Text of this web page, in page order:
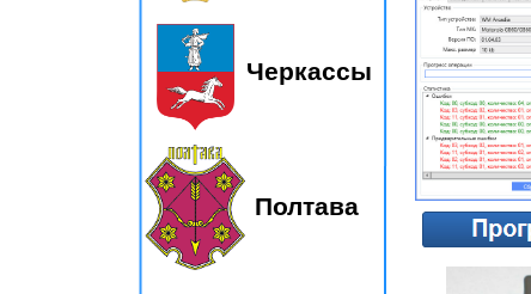
Черкассы
Полтава